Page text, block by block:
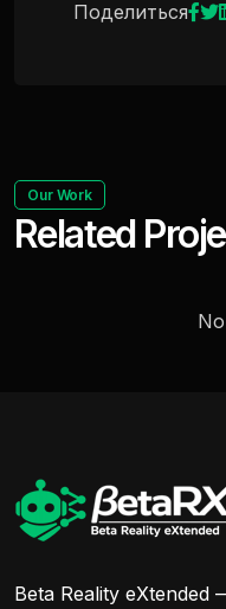
Поделиться
Our Work
Related
Beta Reality